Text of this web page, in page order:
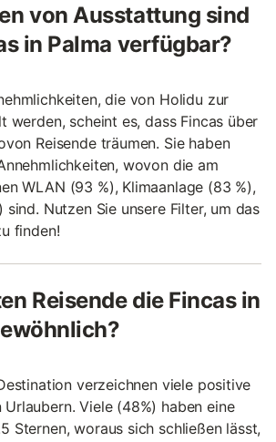
von Ausstattung sind
in Palma verfügbar?
die von Holidu zur
werden, scheint es, dass Fincas über
Reisende träumen. Sie haben
wovon die am
WLAN (93 %), Klimaanlage (83 %),
sind. Nutzen Sie unsere Filter, um das
finden!
Reisende die Fincas in
verzeichnen viele positive
Viele (48%) haben eine
Sternen, woraus sich schließen lässt,